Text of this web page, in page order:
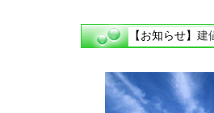
【お知らせ】 建